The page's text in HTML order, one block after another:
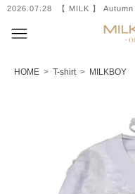
2026.07.28 【 MILK 】 Autumn
HOME > T-shirt> MILKBOY